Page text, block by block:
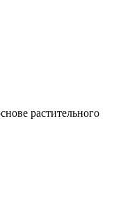
растительного